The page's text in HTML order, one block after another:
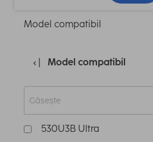
Model compatibil
Model compatibil
530U3B Ultra